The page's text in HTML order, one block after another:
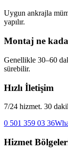
Uygun ankrajla
yapılır.
Montaj ne
Genellikle 30–60
sürebilir.
Hızlı İletişim
7/24 hizmet. 30
0 501 359 03 36
Hizmet